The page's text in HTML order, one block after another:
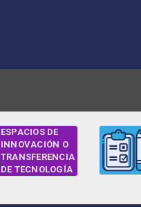
ESPACIOS DE
INNOVACIÓN O
TRANSFERENCIA
DE TECNOLOGÍA